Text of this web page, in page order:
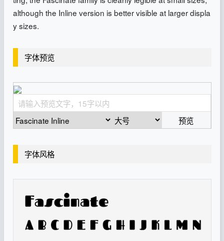
although the Inline version is better visible at larger displa
y sizes.
字体预览
预览
字体风格